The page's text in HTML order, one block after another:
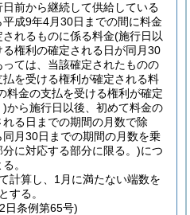
前から継続して供給している
成9年4月30日までの間に料金
れるものに係る料金(施行日以
権利の確定される日が同月30
ては、当該確定されたものの
を受ける権利が確定される料
料金の支払を受ける権利が確定
)から施行日以後、初めて料金の
る日までの期間の月数で除
月30日までの期間の月数を乗
に対応する部分に限る。)につ
。
計算し、1月に満たない端数を
する。
日条例第65号)